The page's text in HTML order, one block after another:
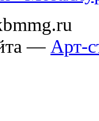
— Арт-